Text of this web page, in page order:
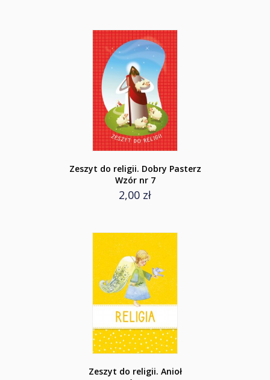
Zeszyt do religii. Dobry Pasterz
Wzór nr 7
2,00 zł
Zeszyt do religii. Anioł